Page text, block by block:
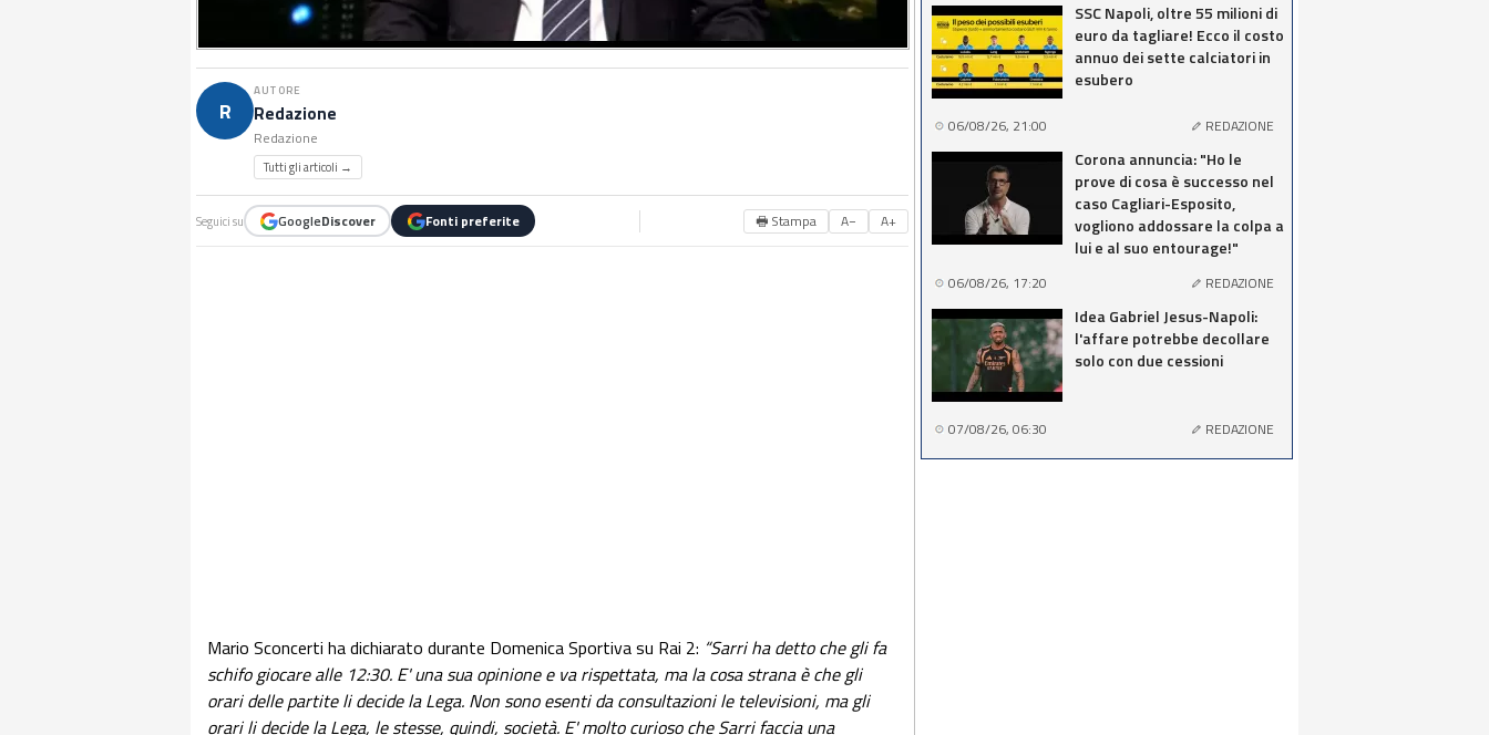
R
AUTORE
Redazione
Redazione
Tutti gli articoli →
Seguici su GoogleDiscover Fonti preferite 🖶 Stampa A− A+
Mario Sconcerti ha dichiarato durante Domenica Sportiva su Rai 2: “Sarri ha detto che gli fa
schifo giocare alle 12:30. E' una sua opinione e va rispettata, ma la cosa strana è che gli
orari delle partite li decide la Lega. Non sono esenti da consultazioni le televisioni, ma gli
orari li decide la Lega, le stesse, quindi, società. E' molto curioso che Sarri faccia una
SSC Napoli, oltre 55 milioni di
euro da tagliare! Ecco il costo
annuo dei sette calciatori in
esubero
06/08/26, 21:00 REDAZIONE
Corona annuncia: "Ho le
prove di cosa è successo nel
caso Cagliari-Esposito,
vogliono addossare la colpa a
lui e al suo entourage!"
06/08/26, 17:20 REDAZIONE
Idea Gabriel Jesus-Napoli:
l'affare potrebbe decollare
solo con due cessioni
07/08/26, 06:30 REDAZIONE